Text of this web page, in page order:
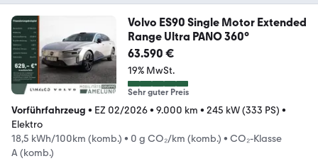
Volvo ES90 Single Motor Extended
Range Ultra PANO 360°
63.590 €
19% MwSt.
Sehr guter Preis
Vorführfahrzeug • EZ 02/2026• 9.000 km • 245 kW (333 PS) •
Elektro
18,5 kWh/100km (komb.) • 0 g CO₂/km (komb.) • CO₂-Klasse
A (komb.)